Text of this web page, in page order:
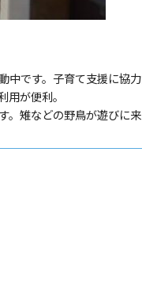
です。子育て支援に協力
が便利。
雉などの野鳥が遊びに来